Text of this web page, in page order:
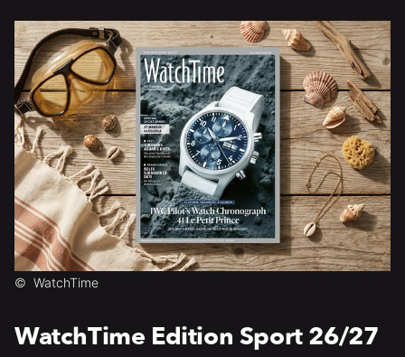
© WatchTime
WatchTime Edition Sport 26/27